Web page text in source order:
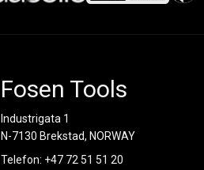
Fosen Tools
Industrigata 1
N-7130 Brekstad, NORWAY
Telefon: +47 72 51 51 20